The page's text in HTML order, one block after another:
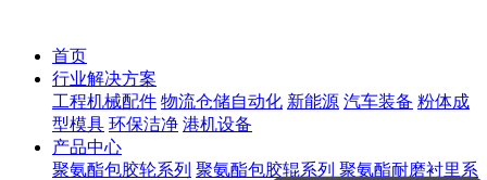
首页
行业解决方案
工程机械配件 物流仓储自动化 新能源 汽车装备 粉体成
型模具 环保洁净 港机设备
产品中心
聚氨酯包胶轮系列 聚氨酯包胶辊系列 聚氨酯耐磨衬里系